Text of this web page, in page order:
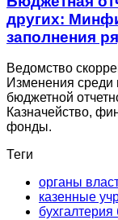
других:
заполнения
Ведомство
Изменения среди
бюджетной
Казначейство,
фонды.
Теги
органы
казенные